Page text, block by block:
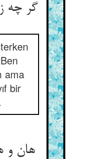
گر چه
ama
bir
هان و